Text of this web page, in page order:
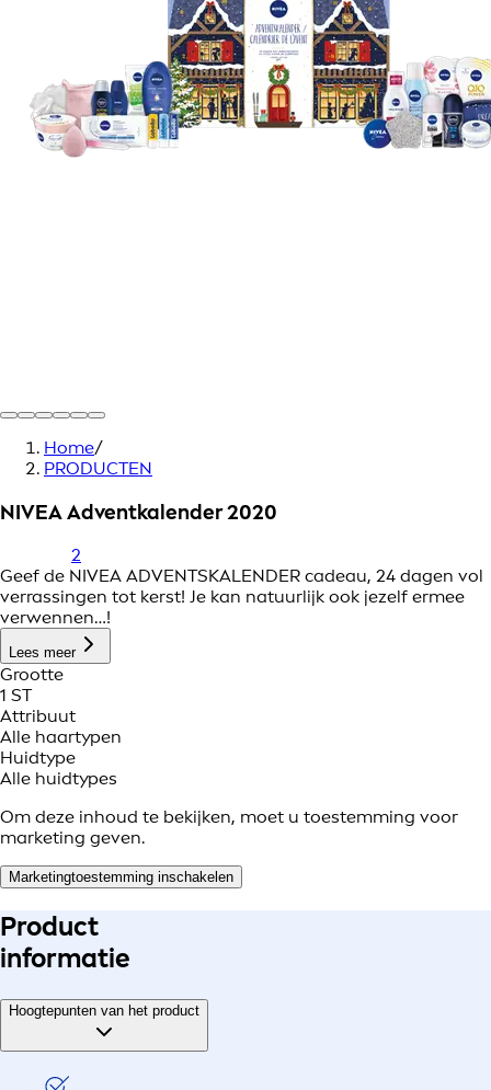
Home/
PRODUCTEN
NIVEA Adventkalender 2020
2
Geef de NIVEA ADVENTSKALENDER cadeau, 24 dagen vol
verrassingen tot kerst! Je kan natuurlijk ook jezelf ermee
verwennen…!
Lees meer
Grootte
1 ST
Attribuut
Alle haartypen
Huidtype
Alle huidtypes
Om deze inhoud te bekijken, moet u toestemming voor
marketing geven.
Marketingtoestemming inschakelen
Product
informatie
Hoogtepunten van het product